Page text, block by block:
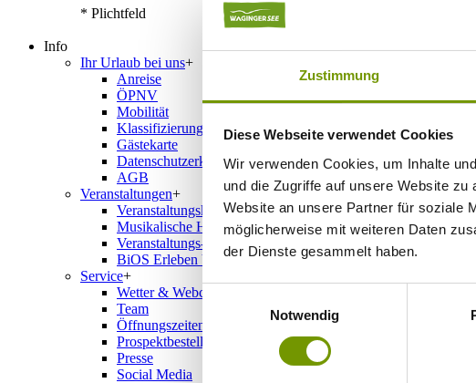
Zustimmung
Diese Webseite verwendet Cookies
Wir verwenden Cookies, um Inhalte
und die Zugriffe auf unsere Website
Website an unsere Partner für soziale
möglicherweise mit weiteren Daten
der Dienste gesammelt haben.
Einwilligungsauswahl
Notwendig
* Plichtfeld
Info
Ihr Urlaub bei uns+
Anreise
ÖPNV
Mobilität
Klassifizierung
Gästekarte
Datenschutzerklärung IRS18
AGB
Veranstaltungen+
Veranstaltungskalender
Musikalische Highlights
Veranstaltungs-Highlights
BiOS Erleben Veranstaltungen
Service+
Wetter & Webcams
Team
Öffnungszeiten
Prospektbestellung
Presse
Social Media